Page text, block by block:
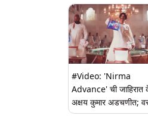
Bishnoi ला कर्नाटक
अटक
#Video: 'Nirma
Advance' ची जाहिरात
अक्षय कुमार अडचणीत;
पोलिसांकडे इतिहास